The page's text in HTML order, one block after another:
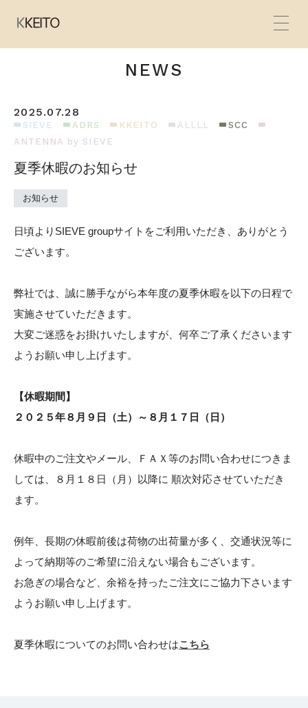
HOME
CONTACT
ONLINE STORE
SIEVE group TOP
ONLINE STORE
NEWS
2025.07.28
SIEVE ADRS KKEITO ALLLL
SCC
ANTENNA by SIEVE
夏季休暇のお知らせ
お知らせ
日頃よりSIEVE groupサイトをご利用いただき、ありがとう
ございます。
弊社では、誠に勝手ながら本年度の夏季休暇を以下の日程で
実施させていただきます。
大変ご迷惑をお掛けいたしますが、何卒ご了承くださいます
ようお願い申し上げます。
【休暇期間】
２０２５年８月９日（土）～８月１７日（日）
休暇中のご注文やメール、ＦＡＸ等のお問い合わせにつきま
しては、８月１８日（月）以降に 順次対応させていただき
ます。
例年、長期の休暇前後は荷物の出荷量が多く、交通状況等に
よって納期等のご希望に沿えない場合もございます。
お急ぎの場合など、余裕を持ったご注文にご協力下さいます
ようお願い申し上げます。
夏季休暇についてのお問い合わせはこちら